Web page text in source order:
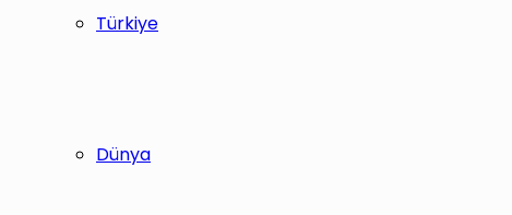
Türkiye
Dünya